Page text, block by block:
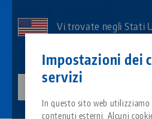
Impostazioni dei
servizi
In questo sito web utilizziamo
contenuti esterni. Alcuni
contenuto
Vi trovate negli Stati
specifici del Paese.
Prodotti abbinati
Breadcrumb
64500: RoboTrex 96, Automazione Sistema